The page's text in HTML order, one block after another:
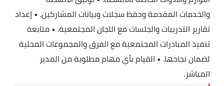
والخدمات المقدمة وحفظ سجلات وبيانات المشاركين. • إعداد
تقارير التدريبات والجلسات مع اللجان المجتمعية. • متابعة
تنفيذ المبادرات المجتمعية مع الفرق والمجموعات المحلية
لضمان نجاحها. • القيام بأي مهام مطلوبة من المدير
المباشر.